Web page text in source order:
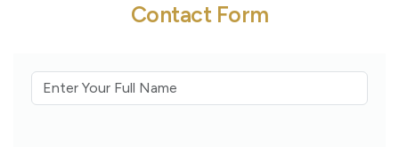
Contact Form